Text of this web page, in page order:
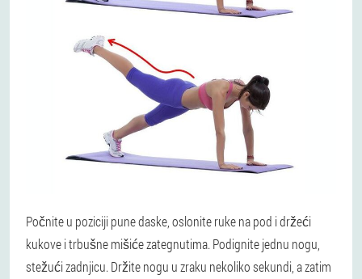
Počnite u poziciji pune daske, oslonite ruke na pod i držeći
kukove i trbušne mišiće zategnutima. Podignite jednu nogu,
stežući zadnjicu. Držite nogu u zraku nekoliko sekundi, a zatim